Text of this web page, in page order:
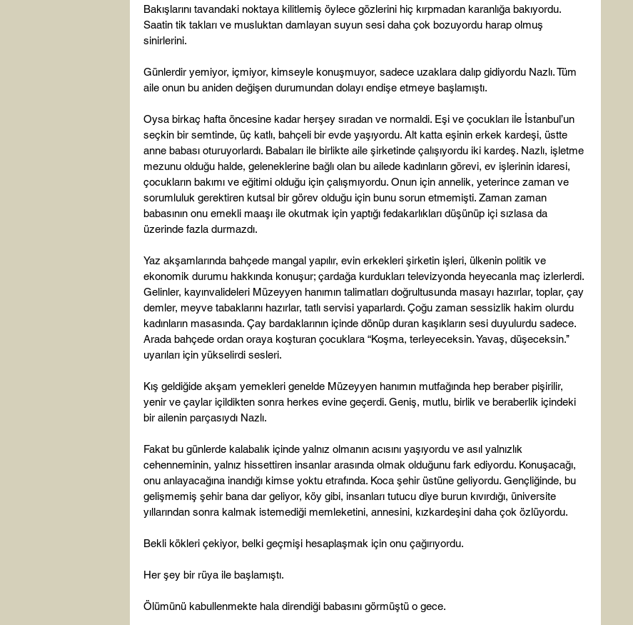
Bakışlarını tavandaki noktaya kilitlemiş öylece gözlerini hiç kırpmadan karanlığa bakıyordu.
Saatin tik takları ve musluktan damlayan suyun sesi daha çok bozuyordu harap olmuş
sinirlerini.
Günlerdir yemiyor, içmiyor, kimseyle konuşmuyor, sadece uzaklara dalıp gidiyordu Nazlı. Tüm
aile onun bu aniden değişen durumundan dolayı endişe etmeye başlamıştı.
Oysa birkaç hafta öncesine kadar herşey sıradan ve normaldi. Eşi ve çocukları ile İstanbul’un
seçkin bir semtinde, üç katlı, bahçeli bir evde yaşıyordu. Alt katta eşinin erkek kardeşi, üstte
anne babası oturuyorlardı. Babaları ile birlikte aile şirketinde çalışıyordu iki kardeş. Nazlı, işletme
mezunu olduğu halde, geleneklerine bağlı olan bu ailede kadınların görevi, ev işlerinin idaresi,
çocukların bakımı ve eğitimi olduğu için çalışmıyordu. Onun için annelik, yeterince zaman ve
sorumluluk gerektiren kutsal bir görev olduğu için bunu sorun etmemişti. Zaman zaman
babasının onu emekli maaşı ile okutmak için yaptığı fedakarlıkları düşünüp içi sızlasa da
üzerinde fazla durmazdı.
Yaz akşamlarında bahçede mangal yapılır, evin erkekleri şirketin işleri, ülkenin politik ve
ekonomik durumu hakkında konuşur; çardağa kurdukları televizyonda heyecanla maç izlerlerdi.
Gelinler, kayınvalideleri Müzeyyen hanımın talimatları doğrultusunda masayı hazırlar, toplar, çay
demler, meyve tabaklarını hazırlar, tatlı servisi yaparlardı. Çoğu zaman sessizlik hakim olurdu
kadınların masasında. Çay bardaklarının içinde dönüp duran kaşıkların sesi duyulurdu sadece.
Arada bahçede ordan oraya koşturan çocuklara “Koşma, terleyeceksin. Yavaş, düşeceksin.’’
uyarıları için yükselirdi sesleri.
Kış geldiğide akşam yemekleri genelde Müzeyyen hanımın mutfağında hep beraber pişirilir,
yenir ve çaylar içildikten sonra herkes evine geçerdi. Geniş, mutlu, birlik ve beraberlik içindeki
bir ailenin parçasıydı Nazlı.
Fakat bu günlerde kalabalık içinde yalnız olmanın acısını yaşıyordu ve asıl yalnızlık
cehenneminin, yalnız hissettiren insanlar arasında olmak olduğunu fark ediyordu. Konuşacağı,
onu anlayacağına inandığı kimse yoktu etrafında. Koca şehir üstüne geliyordu. Gençliğinde, bu
gelişmemiş şehir bana dar geliyor, köy gibi, insanları tutucu diye burun kıvırdığı, üniversite
yıllarından sonra kalmak istemediği memleketini, annesini, kızkardeşini daha çok özlüyordu.
Bekli kökleri çekiyor, belki geçmişi hesaplaşmak için onu çağırıyordu.
Her şey bir rüya ile başlamıştı.
Ölümünü kabullenmekte hala direndiği babasını görmüştü o gece.